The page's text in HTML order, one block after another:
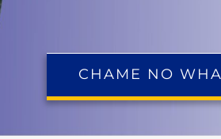
CHAME NO